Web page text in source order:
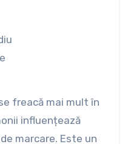
freacă mai mult în
influențează
marcare. Este un